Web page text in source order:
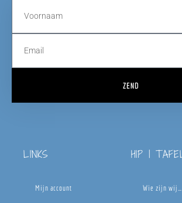
ZEND
LINKS
Mijn account
HIP |
Wie zijn wij…